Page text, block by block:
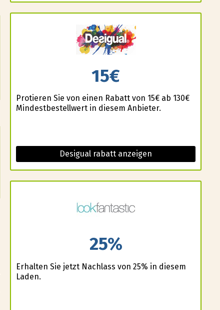
15€
Profitieren Sie von einen Rabatt von 15€ ab 130€
Mindestbestellwert in diesem Anbieter.
Desigual rabatt anzeigen
25%
Erhalten Sie jetzt Nachlass von 25% in diesem
Laden.